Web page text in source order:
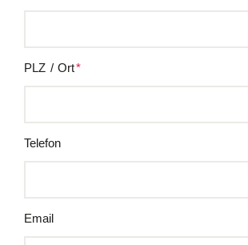
Pflichtfeld
PLZ / Ort*
Pflichtfeld
Telefon
Email